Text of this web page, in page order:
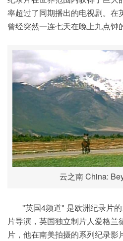
率超过了同期播出的电视剧。在
曾经突然一连七天在晚上九点钟
云之南 China:
"英国4频道" 是欧洲纪录片
片导演，英国独立制片人爱格
片，他在南美拍摄的系列纪录影